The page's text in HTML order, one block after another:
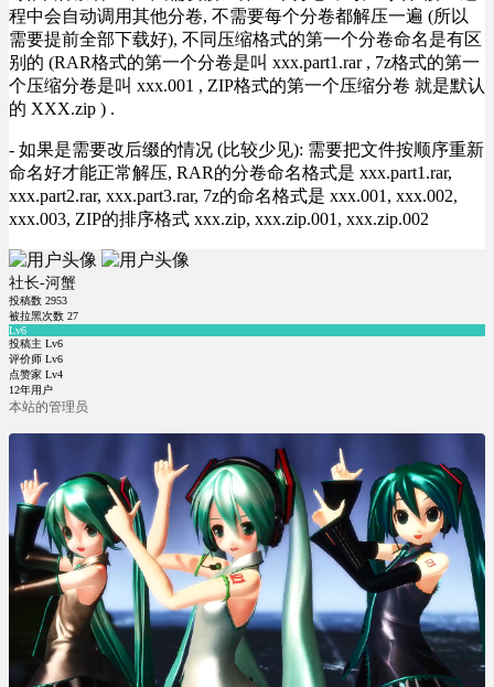
程中会自动调用其他分卷, 不需要每个分卷都解压一遍 (所以
需要提前全部下载好), 不同压缩格式的第一个分卷命名是有区
别的 (RAR格式的第一个分卷是叫 xxx.part1.rar , 7z格式的第一
个压缩分卷是叫 xxx.001 , ZIP格式的第一个压缩分卷 就是默认
的 XXX.zip ) .
- 如果是需要改后缀的情况 (比较少见): 需要把文件按顺序重新
命名好才能正常解压, RAR的分卷命名格式是 xxx.part1.rar,
xxx.part2.rar, xxx.part3.rar, 7z的命名格式是 xxx.001, xxx.002,
xxx.003, ZIP的排序格式 xxx.zip, xxx.zip.001, xxx.zip.002
社长-河蟹
投稿数 2953
被拉黑次数 27
Lv6
投稿主 Lv6
评价师 Lv6
点赞家 Lv4
12年用户
本站的管理员